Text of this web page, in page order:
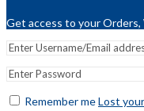
Get access to your
Remember meLost